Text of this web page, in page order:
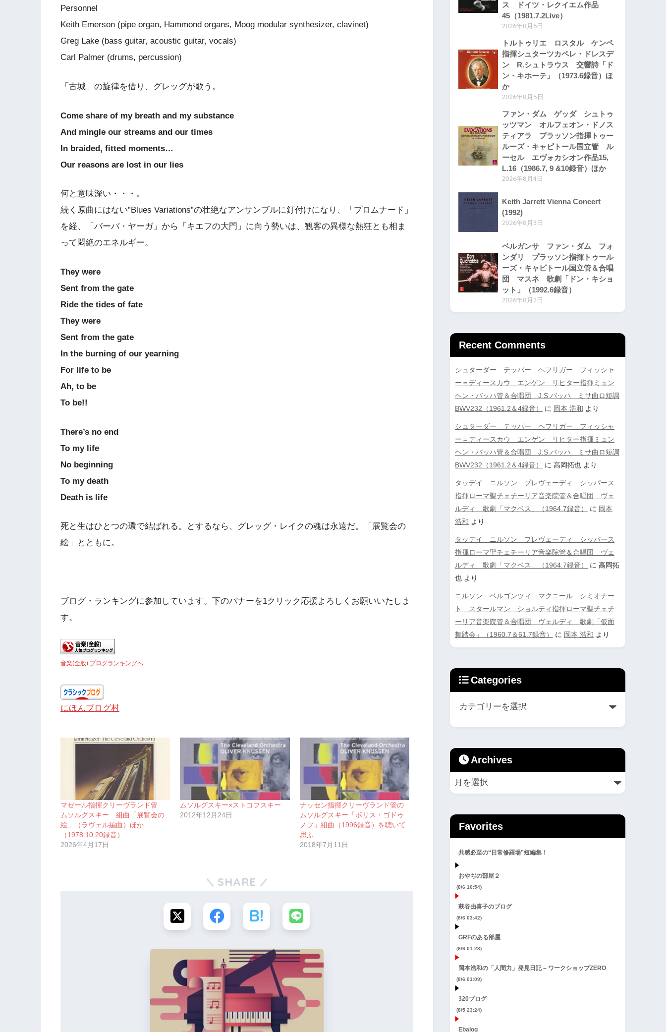
Personnel
Keith Emerson (pipe organ, Hammond organs, Moog modular synthesizer, clavinet)
Greg Lake (bass guitar, acoustic guitar, vocals)
Carl Palmer (drums, percussion)
「古城」の旋律を借り、グレッグが歌う。
Come share of my breath and my substance
And mingle our streams and our times
In braided, fitted moments…
Our reasons are lost in our lies
何と意味深い・・・。
続く原曲にはない”Blues Variations”の壮絶なアンサンブルに釘付けになり、「プロムナード」
を経、「バーバ・ヤーガ」から「キエフの大門」に向う勢いは、観客の異様な熱狂とも相ま
って悶絶のエネルギー。
They were
Sent from the gate
Ride the tides of fate
They were
Sent from the gate
In the burning of our yearning
For life to be
Ah, to be
To be!!
There’s no end
To my life
No beginning
To my death
Death is life
死と生はひとつの環で結ばれる。とするなら、グレッグ・レイクの魂は永遠だ。「展覧会の
絵」とともに。
ブログ・ランキングに参加しています。下のバナーを1クリック応援よろしくお願いいたしま
す。
音楽(全般) ブログランキングへ
にほんブログ村
マゼール指揮クリーヴランド管
ムソルグスキー 組曲「展覧会の
絵」（ラヴェル編曲）ほか
（1978.10.20録音）
2026年4月17日
ムソルグスキー×ストコフスキー
2012年12月24日
ナッセン指揮クリーヴランド管の
ムソルグスキー「ボリス・ゴドゥ
ノフ」組曲（1996録音）を聴いて
思ふ
2018年7月11日
SHARE
ス ドイツ・レクイエム作品
45（1981.7.2Live）
2026年8月6日
トルトゥリエ ロスタル ケンペ
指揮シュターツカペレ・ドレスデ
ン R.シュトラウス 交響詩「ド
ン・キホーテ」（1973.6録音）ほ
か
2026年8月5日
ファン・ダム ゲッダ シュトゥ
ッツマン オルフェオン・ドノス
ティアラ プラッソン指揮トゥー
ルーズ・キャピトール国立管 ル
ーセル エヴォカシオン作品15,
L.16（1986.7, 9 &10録音）ほか
2026年8月4日
Keith Jarrett Vienna Concert
(1992)
2026年8月3日
ベルガンサ ファン・ダム フォ
ンダリ プラッソン指揮トゥール
ーズ・キャピトール国立管＆合唱
団 マスネ 歌劇「ドン・キショ
ット」（1992.6録音）
2026年8月2日
Recent Comments
シュターダー テッパー ヘフリガー フィッシャ
ー＝ディースカウ エンゲン リヒター指揮ミュン
ヘン・バッハ管＆合唱団 J.S.バッハ ミサ曲ロ短調
BWV232（1961.2＆4録音）
に 岡本 浩和 より
シュターダー テッパー ヘフリガー フィッシャ
ー＝ディースカウ エンゲン リヒター指揮ミュン
ヘン・バッハ管＆合唱団 J.S.バッハ ミサ曲ロ短調
BWV232（1961.2＆4録音）
に 高岡拓也 より
タッデイ ニルソン プレヴェーディ シッパース
指揮ローマ聖チェチーリア音楽院管＆合唱団 ヴェ
ルディ 歌劇「マクベス」（1964.7録音）
に 岡本
浩和 より
タッデイ ニルソン プレヴェーディ シッパース
指揮ローマ聖チェチーリア音楽院管＆合唱団 ヴェ
ルディ 歌劇「マクベス」（1964.7録音）
に 高岡拓
也 より
ニルソン ベルゴンツィ マクニール シミオナー
ト スタールマン ショルティ指揮ローマ聖チェチ
ーリア音楽院管＆合唱団 ヴェルディ 歌劇「仮面
舞踏会」（1960.7＆61.7録音）
に 岡本 浩和 より
Categories
Archives
Favorites
共感必至の“日常修羅場”短編集！
おやぢの部屋２
(8/6 10:54)
萩谷由喜子のブログ
(8/6 03:42)
GRFのある部屋
(8/6 01:28)
岡本浩和の「人間力」発見日記 – ワークショップZERO
(8/6 01:09)
320ブログ
(8/5 23:24)
Ebalog